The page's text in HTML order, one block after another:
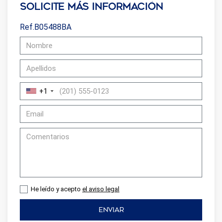
Solicite más información
Ref.B05488BA
+1
He leído y acepto el aviso legal
ENVIAR